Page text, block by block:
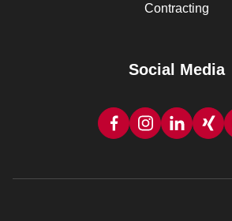
Contracting
Social Media